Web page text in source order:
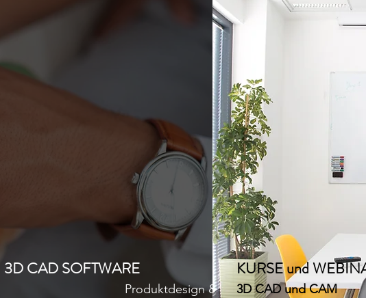
3D CAD SOFTWARE
Produktdesign & Architektur
KURSE und
3D CAD und CAM